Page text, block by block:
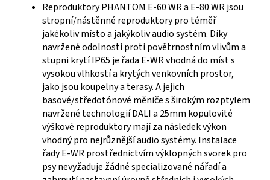
Reproduktory PHANTOM E-60 WR a E-80 WR jsou
stropní/nástěnné reproduktory pro téměř
jakékoliv místo a jakýkoliv audio systém. Díky
navržené odolnosti proti povětrnostním vlivům a
stupni krytí IP65 je řada E-WR vhodná do míst s
vysokou vlhkostí a krytých venkovních prostor,
jako jsou koupelny a terasy. A jejich
basové/středotónové měniče s širokým rozptylem
navržené technologií DALI a 25mm kopulovité
výškové reproduktory mají za následek výkon
vhodný pro nejrůznější audio systémy. Instalace
řady E-WR prostřednictvím výklopných svorek pro
psy nevyžaduje žádné specializované nářadí a